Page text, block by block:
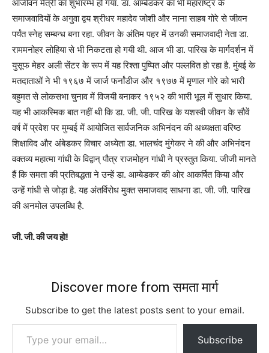
आजीवन मैत्री का शुभारम्भ हो गया. डा. आम्बेडकर का भी महाराष्ट्र के
समाजवादियों के अगुवा द्वय श्रीधर महादेव जोशी और नाना साहब गोरे से जीवन
पर्यंत स्नेह सम्बन्ध बना रहा. जीवन के अंतिम पहर में उनकी समाजवादी नेता डा.
राममनोहर लोहिया से भी निकटता हो गयी थी. आज भी डा. पारिख के मार्गदर्शन में
युसूफ मेहर अली सेंटर के रूप में यह रिश्ता पुष्पित और पल्लवित हो रहा है. मुंबई के
मतदाताओं ने भी १९६७ में जार्ज फर्नांडीज और १९७७ में मृणाल गोरे को भारी
बहुमत से लोकसभा चुनाव में विजयी बनाकर १९५२ की भारी भूल में सुधार किया.
यह भी आकस्मिक बात नहीं थी कि डा. जी. जी. पारिख के यशस्वी जीवन के सौवें
वर्ष में प्रवेश पर मुम्बई में आयोजित सार्वजनिक अभिनंदन की अध्यक्षता वरिष्ठ
शिक्षाविद और अंबेडकर विचार अध्येता डा. भालचंद मुंगेकर ने की और अभिनंदन
वक्तव्य महात्मा गांधी के विद्वान् पौत्र राजमोहन गांधी ने प्रस्तुत किया. जीजी मानते
हैं कि समता की प्रतिबद्धता ने उन्हें डा. आम्बेडकर की ओर आकर्षित किया और
उन्हें गांधी से जोड़ा है. यह अंतर्विरोध मुक्त समाजवाद साधना डा. जी. जी. पारिख
की अनमोल उपलब्धि है.
जी. जी. की जय हो!
Discover more from समता मार्ग
Subscribe to get the latest posts sent to your email.
Type your email…
Subscribe